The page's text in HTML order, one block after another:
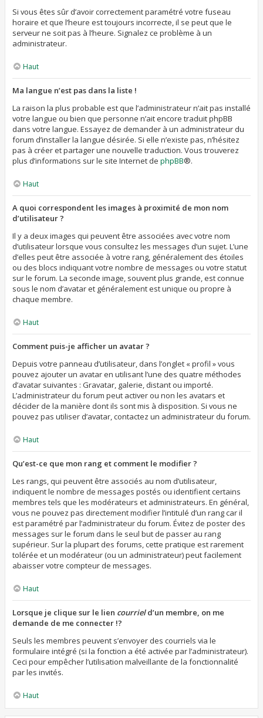
Si vous êtes sûr d’avoir correctement paramétré votre fuseau
horaire et que l’heure est toujours incorrecte, il se peut que le
serveur ne soit pas à l’heure. Signalez ce problème à un
administrateur.
Haut
Ma langue n’est pas dans la liste !
La raison la plus probable est que l’administrateur n’ait pas installé
votre langue ou bien que personne n’ait encore traduit phpBB
dans votre langue. Essayez de demander à un administrateur du
forum d’installer la langue désirée. Si elle n’existe pas, n’hésitez
pas à créer et partager une nouvelle traduction. Vous trouverez
plus d’informations sur le site Internet de phpBB®.
Haut
A quoi correspondent les images à proximité de mon nom
d’utilisateur ?
Il y a deux images qui peuvent être associées avec votre nom
d’utilisateur lorsque vous consultez les messages d’un sujet. L’une
d’elles peut être associée à votre rang, généralement des étoiles
ou des blocs indiquant votre nombre de messages ou votre statut
sur le forum. La seconde image, souvent plus grande, est connue
sous le nom d’avatar et généralement est unique ou propre à
chaque membre.
Haut
Comment puis-je afficher un avatar ?
Depuis votre panneau d’utilisateur, dans l’onglet « profil » vous
pouvez ajouter un avatar en utilisant l’une des quatre méthodes
d’avatar suivantes : Gravatar, galerie, distant ou importé.
L’administrateur du forum peut activer ou non les avatars et
décider de la manière dont ils sont mis à disposition. Si vous ne
pouvez pas utiliser d’avatar, contactez un administrateur du forum.
Haut
Qu’est-ce que mon rang et comment le modifier ?
Les rangs, qui peuvent être associés au nom d’utilisateur,
indiquent le nombre de messages postés ou identifient certains
membres tels que les modérateurs et administrateurs. En général,
vous ne pouvez pas directement modifier l’intitulé d’un rang car il
est paramétré par l’administrateur du forum. Évitez de poster des
messages sur le forum dans le seul but de passer au rang
supérieur. Sur la plupart des forums, cette pratique est rarement
tolérée et un modérateur (ou un administrateur) peut facilement
abaisser votre compteur de messages.
Haut
Lorsque je clique sur le lien courrield’un membre, on me
demande de me connecter !?
Seuls les membres peuvent s’envoyer des courriels via le
formulaire intégré (si la fonction a été activée par l’administrateur).
Ceci pour empêcher l’utilisation malveillante de la fonctionnalité
par les invités.
Haut